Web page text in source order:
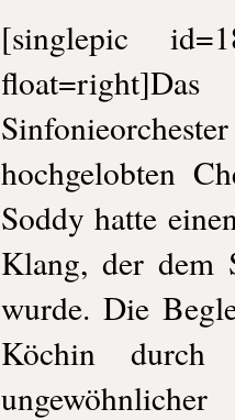
[singlepic
hochgelobten
Soddy hatte
Klang, der dem
wurde. Die
Köchin